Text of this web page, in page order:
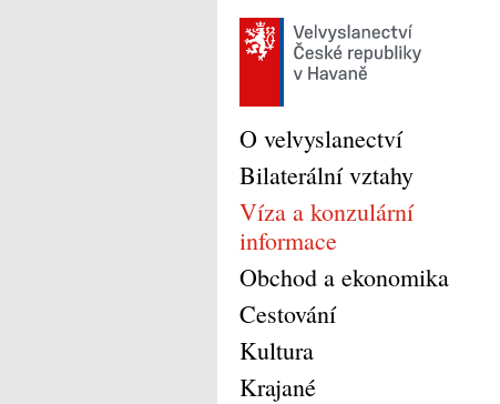
O velvyslanectví
Bilaterální vztahy
Víza a konzulární
informace
Obchod a ekonomika
Cestování
Kultura
Krajané